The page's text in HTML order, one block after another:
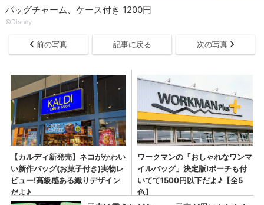
バッグチャーム、ケース付き 1200円
©Disney
前の写真 記事に戻る 次の写真